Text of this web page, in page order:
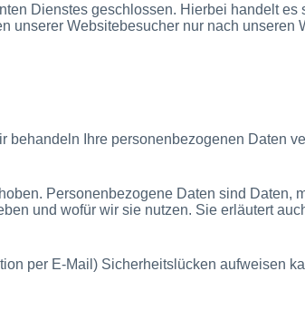
Dienstes geschlossen. Hierbei handelt
Websitebesucher nur nach unseren
Ihre personenbezogenen Daten
Personenbezogene Daten sind Daten,
und wofür wir sie nutzen. Sie erläutert
per E-Mail) Sicherheitslücken aufweisen